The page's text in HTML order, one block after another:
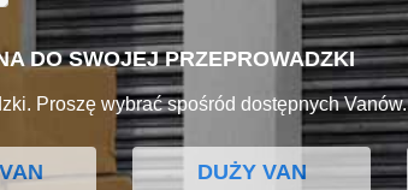
DO SWOJEJ PRZEPROWADZKI
Proszę wybrać spośród dostępnych Vanów.
DUŻY VAN